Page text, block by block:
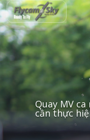
Quay MV
cần thực